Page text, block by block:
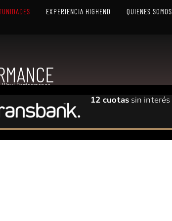
EXPERIENCIA HIGHEND QUIENES SOMOS
Performance
12 cuotassin interés